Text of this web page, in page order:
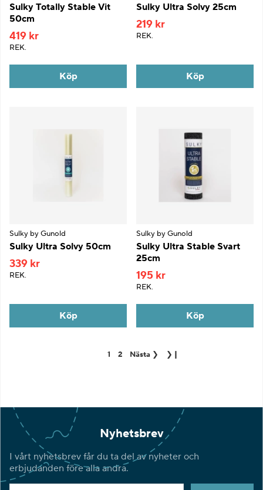
Sulky Totally Stable Vit
50cm
419 kr
REK.
Köp
Sulky Ultra Solvy 25cm
219 kr
REK.
Köp
Sulky by Gunold
Sulky Ultra Solvy 50cm
339 kr
REK.
Köp
Sulky by Gunold
Sulky Ultra Stable Svart
25cm
195 kr
REK.
Köp
1 2 Nästa ❯ ❯❙
Nyhetsbrev
I vårt nyhetsbrev får du ta del av nyheter och
erbjudanden före alla andra.